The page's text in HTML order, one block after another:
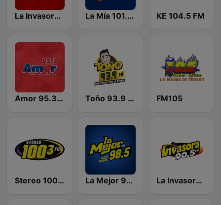
La Invasora 101.9 FM La Mía 101.7 FM KE 104.5 FM
Amor 95.3 FM Toño 93.9 FM FM105
Stereo 100.3 FM La Mejor 98.5 FM La Invasora 90.5 FM